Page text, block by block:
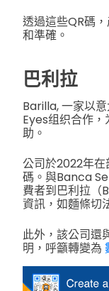
透過這些QR碼
和準確。
巴利拉
Barilla, 一家以
Eyes组织合作
助。
公司於2022年在
碼。與Banca
費者到巴利拉（
資訊，如麵條切
此外，該公司還
明，呼籲轉變為